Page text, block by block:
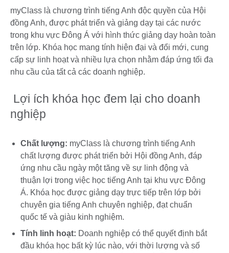
myClass là chương trình tiếng Anh độc quyền của Hội
đồng Anh, được phát triển và giảng dạy tại các nước
trong khu vực Đông Á với hình thức giảng dạy hoàn toàn
trên lớp. Khóa học mang tính hiện đại và đổi mới, cung
cấp sự linh hoạt và nhiều lựa chọn nhằm đáp ứng tối đa
nhu cầu của tất cả các doanh nghiệp.
Lợi ích khóa học đem lại cho doanh
nghiệp
Chất lượng: myClass là chương trình tiếng Anh
chất lượng được phát triển bởi Hội đồng Anh, đáp
ứng nhu cầu ngày một tăng về sự linh động và
thuận lợi trong việc học tiếng Anh tại khu vực Đông
Á. Khóa học được giảng dạy trực tiếp trên lớp bởi
chuyên gia tiếng Anh chuyên nghiệp, đạt chuẩn
quốc tế và giàu kinh nghiệm.
Tính linh hoạt: Doanh nghiệp có thể quyết định bắt
đầu khóa học bất kỳ lúc nào, với thời lượng và số